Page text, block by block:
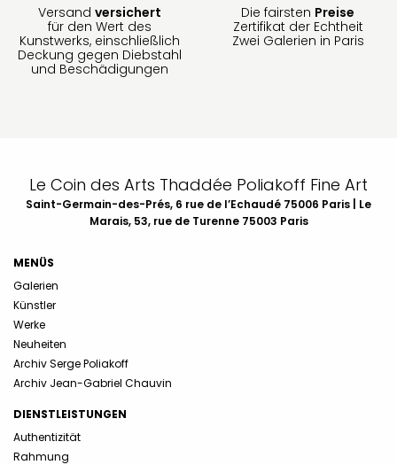
Versand versichert
für den Wert des
Kunstwerks, einschließlich
Deckung gegen Diebstahl
und Beschädigungen
Die fairsten Preise
Zertifikat der Echtheit
Zwei Galerien in Paris
Le Coin des Arts Thaddée Poliakoff Fine Art
Saint-Germain-des-Prés, 6 rue de l’Echaudé 75006 Paris | Le
Marais, 53, rue de Turenne 75003 Paris
MENÜS
Galerien
Künstler
Werke
Neuheiten
Archiv Serge Poliakoff
Archiv Jean-Gabriel Chauvin
DIENSTLEISTUNGEN
Authentizität
Rahmung